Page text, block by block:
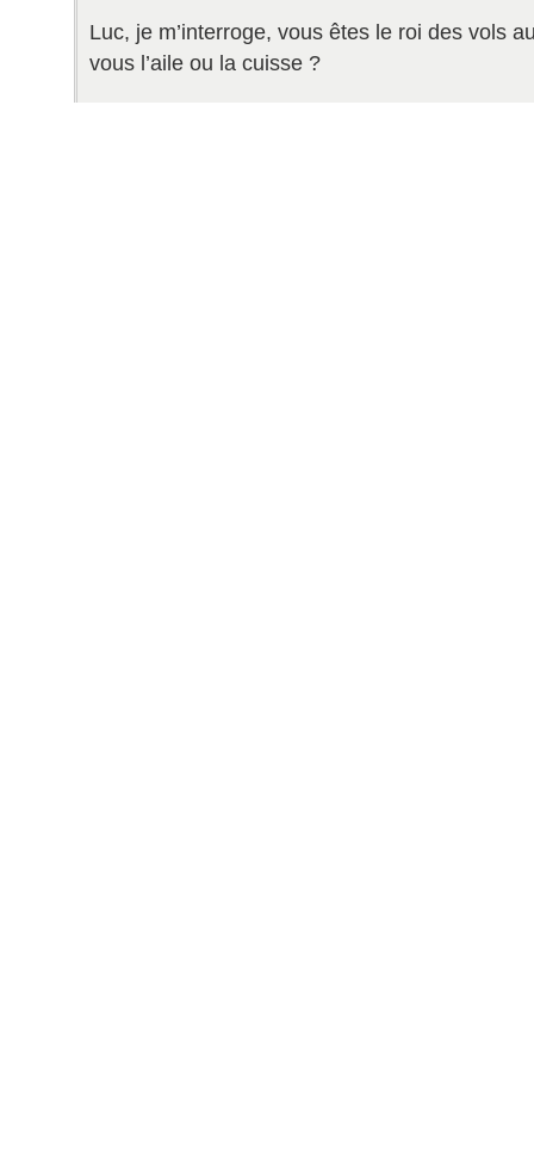
Luc, je m’interroge, vous êtes le roi des vols
vous l’aile ou la cuisse ?